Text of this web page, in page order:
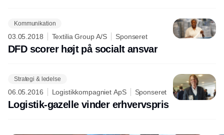
Kommunikation
03.05.2018 Textilia Group A/S Sponseret
DFD scorer højt på socialt ansvar
Strategi & ledelse
06.05.2016 Logistikkompagniet ApS Sponseret
Logistik-gazelle vinder erhvervspris